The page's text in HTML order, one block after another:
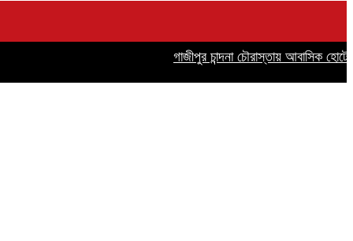
গাজীপুর চান্দনা চৌরাস্তায় আবাসিক হোটেলে